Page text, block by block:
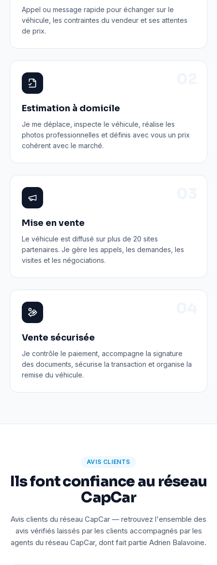
Appel ou message rapide pour échanger sur le
véhicule, les contraintes du vendeur et ses attentes
de prix.
Estimation à domicile
Je me déplace, inspecte le véhicule, réalise les
photos professionnelles et définis avec vous un prix
cohérent avec le marché.
Mise en vente
Le véhicule est diffusé sur plus de 20 sites
partenaires. Je gère les appels, les demandes, les
visites et les négociations.
Vente sécurisée
Je contrôle le paiement, accompagne la signature
des documents, sécurise la transaction et organise la
remise du véhicule.
AVIS CLIENTS
Ils font confiance au réseau
CapCar
Avis clients du réseau CapCar — retrouvez l'ensemble des
avis vérifiés laissés par les clients accompagnés par les
agents du réseau CapCar, dont fait partie Adrien Balavoine.